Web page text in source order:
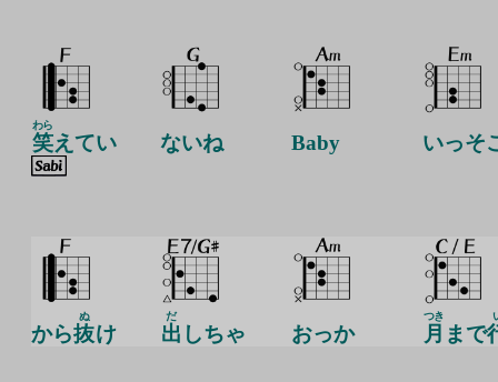
笑
わら
えてい ないね Baby いっそ
から抜
ぬ
け 出
だ
しちゃ おっか 月
つき
まで